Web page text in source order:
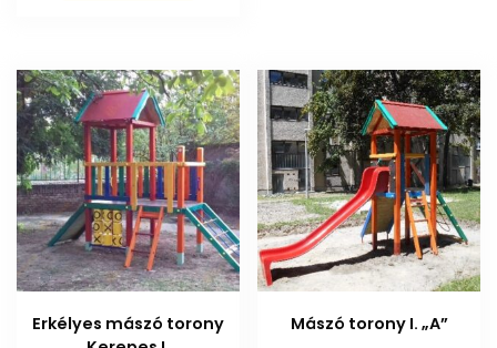
Erkélyes mászó torony
Mászó torony I. „A”